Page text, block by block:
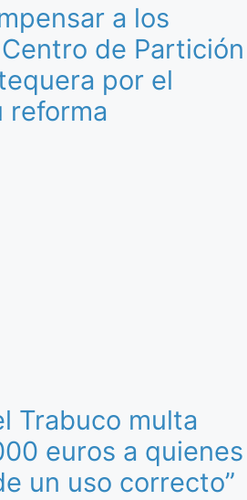
a los
de Partición
por el
reforma
Trabuco multa
euros a quienes
un uso correcto”